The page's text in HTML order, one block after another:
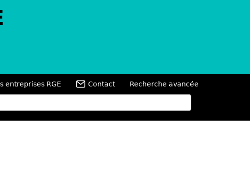
entreprises RGE Contact Recherche avancée